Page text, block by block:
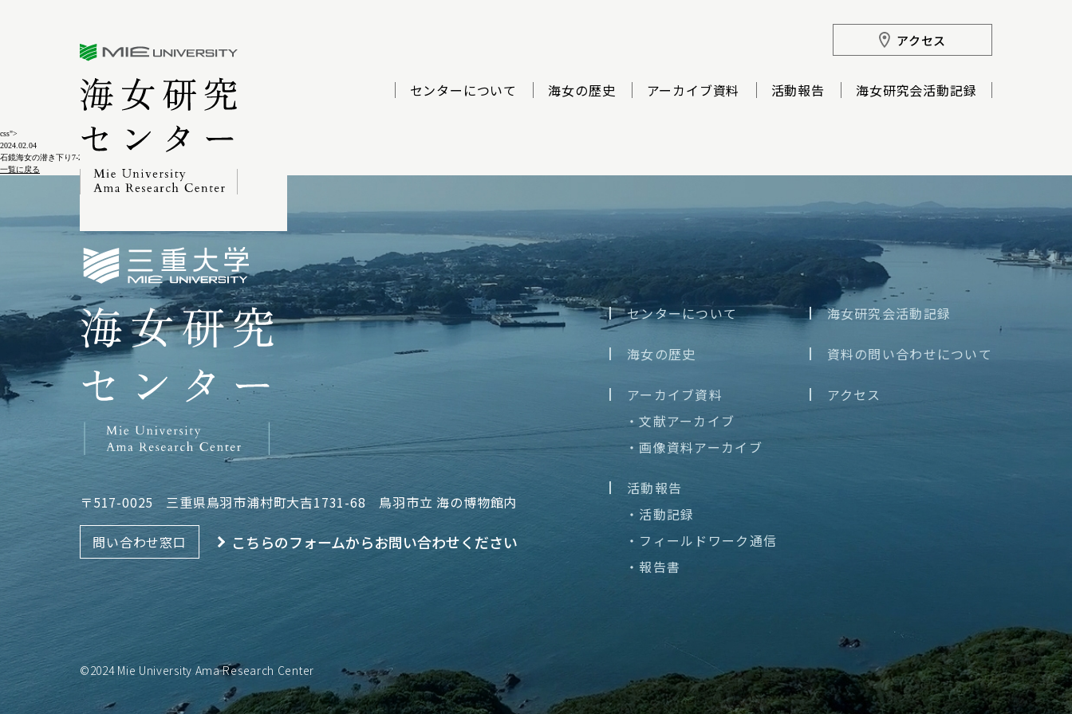
css">
アクセス
センターについて 海女の歴史 アーカイブ資料 活動報告 海女研究会活動記録
2024.02.04
石鏡海女の潜き下り7-2-2
一覧に戻る
〒517-0025 三重県鳥羽市浦村町大吉1731-68 鳥羽市立 海の博物館内
問い合わせ窓口 こちらのフォームからお問い合わせください
センターについて
海女の歴史
アーカイブ資料
・文献アーカイブ
・画像資料アーカイブ
活動報告
・活動記録
・フィールドワーク通信
・報告書
海女研究会活動記録
資料の問い合わせについて
アクセス
©2024 Mie University Ama Research Center